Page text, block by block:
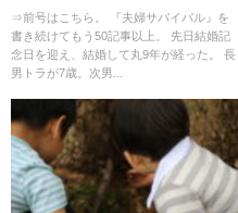
札にすべきだと思う理由
⇒前号はこちら。 『夫婦サバイバル』を
書き続けてもう50記事以上。 先日結婚記
念日を迎え、結婚して丸9年が経った。 長
男トラが7歳。次男...